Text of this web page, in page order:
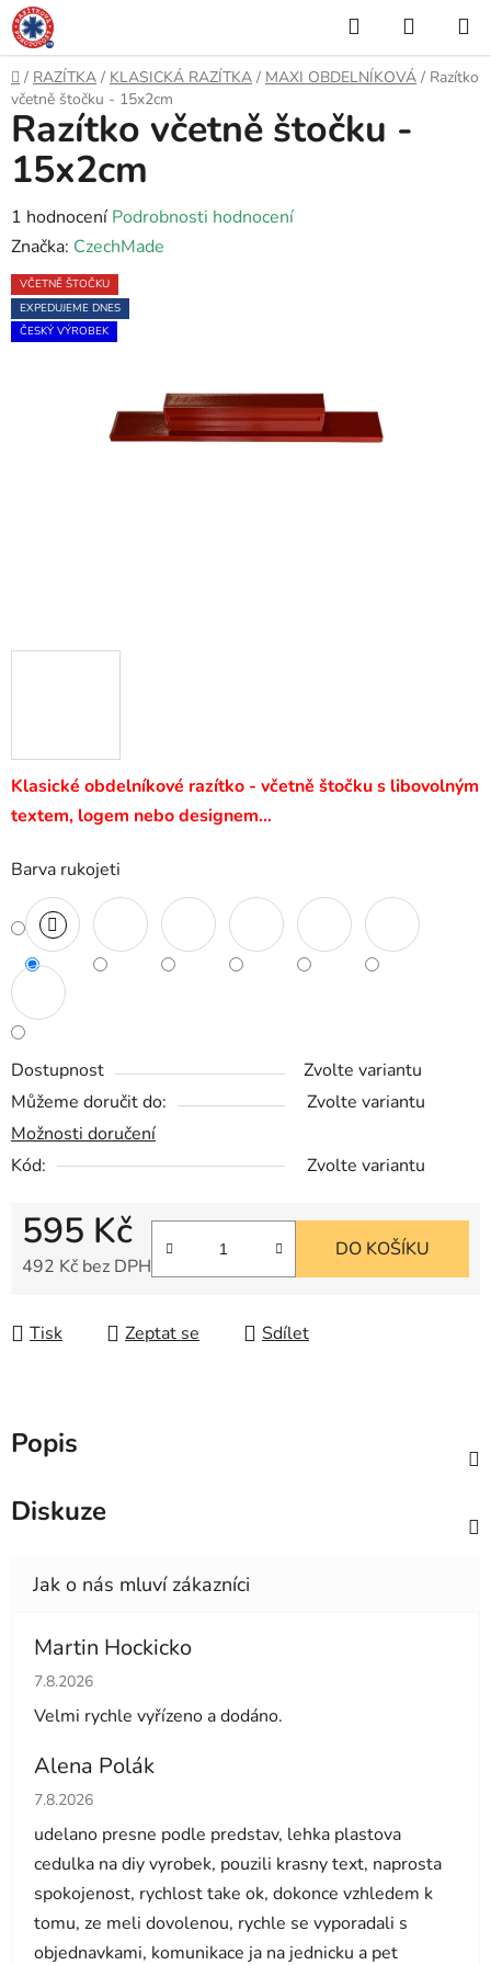
Přejít
na
obsah
Hledat
KOŠÍK
Domů
/ RAZÍTKA / KLASICKÁ RAZÍTKA / MAXI OBDELNÍKOVÁ / Razítko
včetně štočku - 15x2cm
Klasické obdelníkové razítko - včetně štočku s libovolným
textem, logem nebo designem…
Barva rukojeti
Dostupnost
Zvolte variantu
Můžeme doručit do:
Zvolte variantu
Možnosti doručení
Kód:
Zvolte variantu
595 Kč
492 Kč bez DPH
DO KOŠÍKU
Tisk Zeptat se Sdílet
Razítko včetně štočku -
15x2cm
Průměrné
hodnocení
produktu
je
5,0
1 hodnocení Podrobnosti hodnocení
Značka: CzechMade
VČETNĚ ŠTOČKU
EXPEDUJEME DNES
ČESKÝ VÝROBEK
Popis
Diskuze
Martin Hockicko
Hodnocení obchodu je 5 z 5 hvězdiček.
7.8.2026
Velmi rychle vyřízeno a dodáno.
Alena Polák
Hodnocení obchodu je 5 z 5 hvězdiček.
7.8.2026
udelano presne podle predstav, lehka plastova
cedulka na diy vyrobek, pouzili krasny text, naprosta
spokojenost, rychlost take ok, dokonce vzhledem k
tomu, ze meli dovolenou, rychle se vyporadali s
objednavkami, komunikace ja na jednicku a pet